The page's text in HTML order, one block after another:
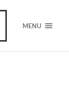
MENU